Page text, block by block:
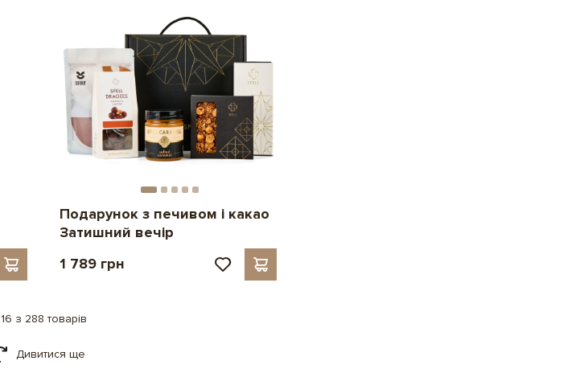
Подарунок з печивом і какао
Затишний вечір
1 789 грн
16 з 288 товарів
Дивитися ще